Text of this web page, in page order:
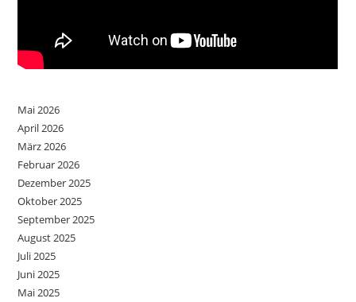
Mai 2026
April 2026
März 2026
Februar 2026
Dezember 2025
Oktober 2025
September 2025
August 2025
Juli 2025
Juni 2025
Mai 2025